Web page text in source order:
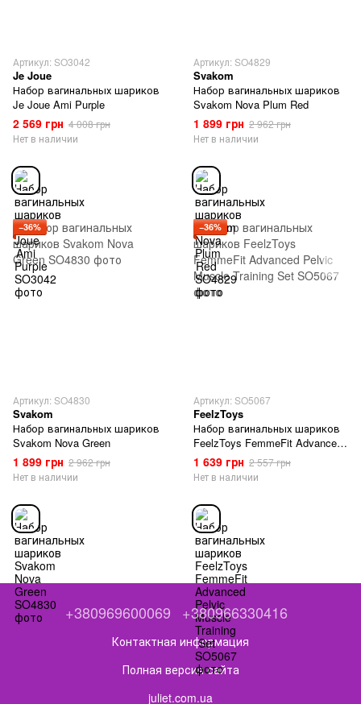
Артикул: SO3042
Je Joue
Набор вагинальных шариков
Je Joue Ami Purple
2 569 грн 4 008 грн
Нет в наличии
Артикул: SO4829
Svakom
Набор вагинальных шариков
Svakom Nova Plum Red
1 899 грн 2 962 грн
Нет в наличии
−36%
Артикул: SO4830
Svakom
Набор вагинальных шариков
Svakom Nova Green
1 899 грн 2 962 грн
Нет в наличии
−36%
Артикул: SO5067
FeelzToys
Набор вагинальных шариков
FeelzToys FemmeFit Advanced
Pelvic Muscle Training Set
1 639 грн 2 557 грн
Нет в наличии
+380969600069 +380966330416
Контактная информация
Полная версия сайта
juliet.com.ua